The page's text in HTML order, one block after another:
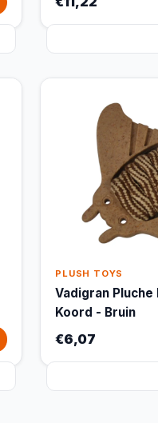
PLUSH TOYS
Vadigran
Koord - Bruin
€6,07